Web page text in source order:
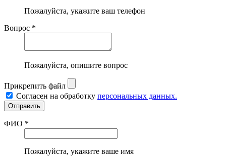
Пожалуйста, укажите ваш телефон
Вопрос *
Пожалуйста, опишите вопрос
Прикрепить файл
Согласен на обработку персональных данных.
ФИО *
Пожалуйста, укажите ваше имя